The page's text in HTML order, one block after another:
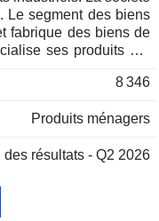
Le segment des biens
fabrique des biens de
ses produits par
pour animaux
des produits
vend des biens de
également des
et de maintenance
8 346
Produits ménagers
des résultats - Q2 2026